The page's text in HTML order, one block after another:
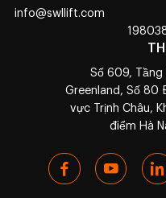
info@swllift.com
Số 609,
Greenland, Số 80
vực Trịnh Châu,
điểm Hà